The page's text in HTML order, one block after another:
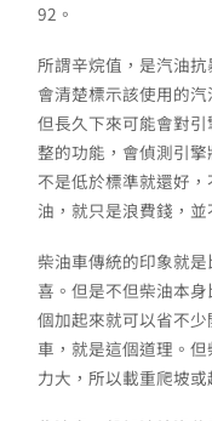
92。
所謂辛烷值，是汽油
會清楚標示該使用的
但長久下來可能會對
整的功能，會偵測引
不是低於標準就還好
油，就只是浪費錢，
柴油車傳統的印象就
喜。但是不但柴油本
個加起來就可以省不
車，就是這個道理。
力大，所以載重爬坡